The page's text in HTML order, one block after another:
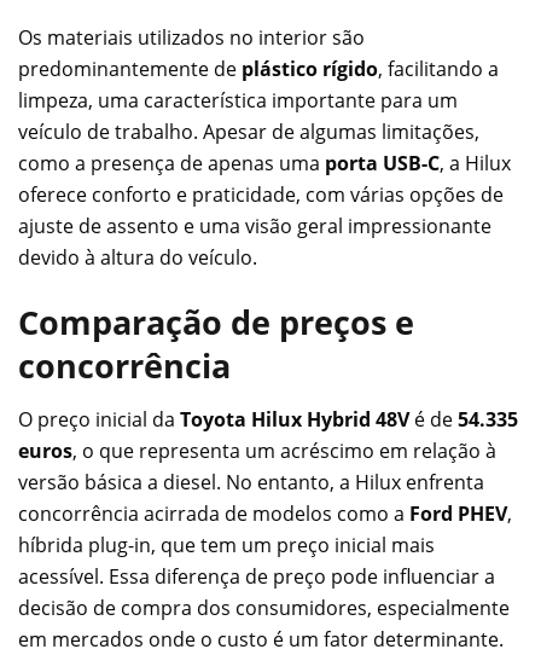
Os materiais utilizados no interior são
predominantemente de plástico rígido, facilitando a
limpeza, uma característica importante para um
veículo de trabalho. Apesar de algumas limitações,
como a presença de apenas uma porta USB-C, a Hilux
oferece conforto e praticidade, com várias opções de
ajuste de assento e uma visão geral impressionante
devido à altura do veículo.
Comparação de preços e
concorrência
O preço inicial da Toyota Hilux Hybrid 48Vé de54.335
euros, o que representa um acréscimo em relação à
versão básica a diesel. No entanto, a Hilux enfrenta
concorrência acirrada de modelos como a Ford PHEV,
híbrida plug-in, que tem um preço inicial mais
acessível. Essa diferença de preço pode influenciar a
decisão de compra dos consumidores, especialmente
em mercados onde o custo é um fator determinante.